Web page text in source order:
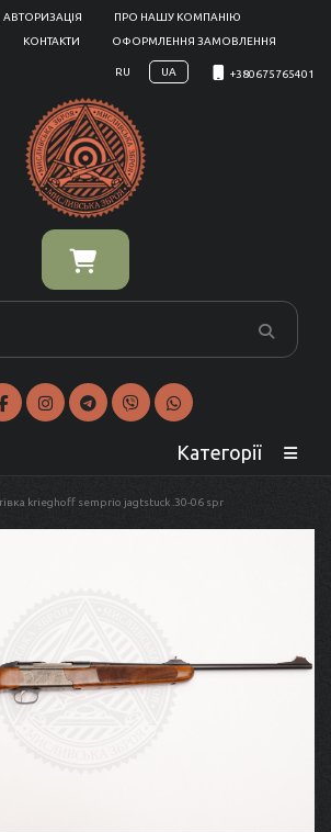
АВТОРИЗАЦІЯ
ПРО НАШУ КОМПАНІЮ
КОНТАКТИ ОФОРМЛЕННЯ ЗАМОВЛЕННЯ
RU UA +380675765401
Категорії
krieghoff semprio jagtstuck .30-06 spr